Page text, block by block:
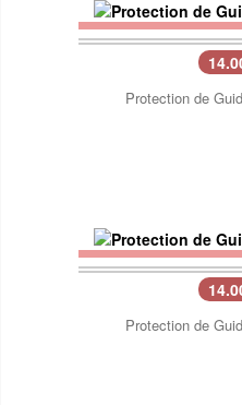
Protection de
Protection de